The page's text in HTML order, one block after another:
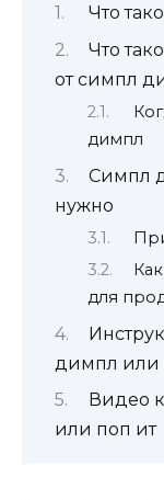
Что
Что
от симпл
димпл
Симпл
нужно
для
димпл или
Видео
или поп ит